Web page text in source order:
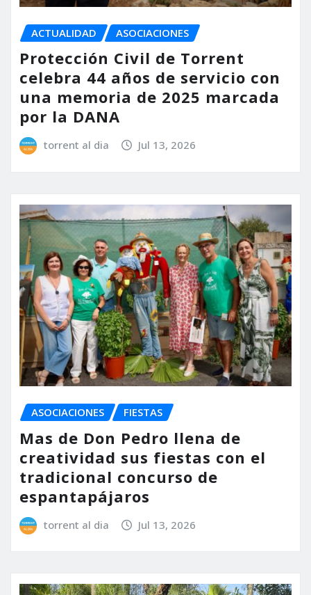
ACTUALIDAD ASOCIACIONES
Protección Civil de Torrent
celebra 44 años de servicio con
una memoria de 2025 marcada
por la DANA
torrent al dia Jul 13, 2026
ASOCIACIONES FIESTAS
Mas de Don Pedro llena de
creatividad sus fiestas con el
tradicional concurso de
espantapájaros
torrent al dia Jul 13, 2026